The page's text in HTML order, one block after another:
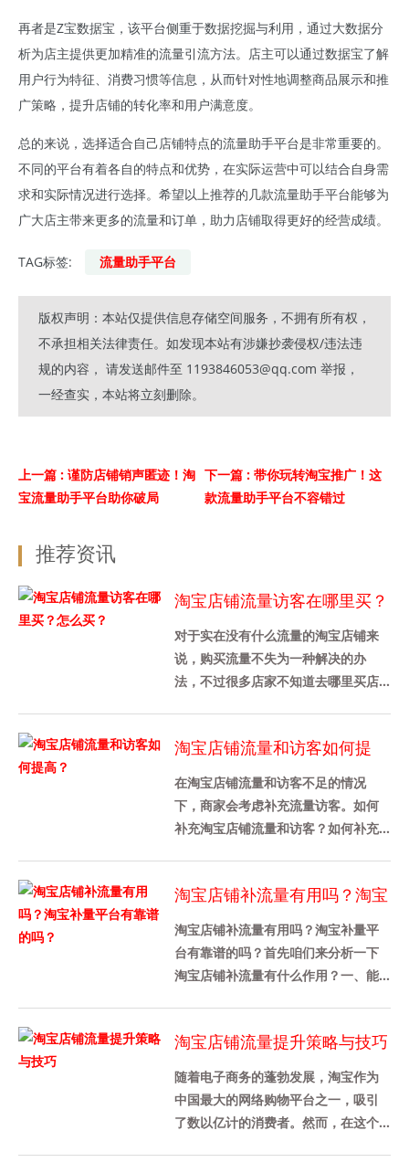
再者是Z宝数据宝，该平台侧重于数据挖掘与利用，通过大数据分
析为店主提供更加精准的流量引流方法。店主可以通过数据宝了解
用户行为特征、消费习惯等信息，从而针对性地调整商品展示和推
广策略，提升店铺的转化率和用户满意度。
总的来说，选择适合自己店铺特点的流量助手平台是非常重要的。
不同的平台有着各自的特点和优势，在实际运营中可以结合自身需
求和实际情况进行选择。希望以上推荐的几款流量助手平台能够为
广大店主带来更多的流量和订单，助力店铺取得更好的经营成绩。
TAG标签: 流量助手平台
版权声明：本站仅提供信息存储空间服务，不拥有所有权，
不承担相关法律责任。如发现本站有涉嫌抄袭侵权/违法违
规的内容， 请发送邮件至 1193846053@qq.com 举报，
一经查实，本站将立刻删除。
上一篇 : 谨防店铺销声匿迹！淘
宝流量助手平台助你破局
下一篇 : 带你玩转淘宝推广！这
款流量助手平台不容错过
推荐资讯
淘宝店铺流量访客在哪里买？
怎么买？
对于实在没有什么流量的淘宝店铺来
说，购买流量不失为一种解决的办
法，不过很多店家不知道去哪里买店
下，......
淘宝店铺流量和访客如何提
高？
在淘宝店铺流量和访客不足的情况
下，商家会考虑补充流量访客。如何
补充淘宝店铺流量和访客？如何补充
卖......
淘宝店铺补流量有用吗？淘宝
补量平台有靠谱的吗？
淘宝店铺补流量有用吗？淘宝补量平
台有靠谱的吗？首先咱们来分析一下
淘宝店铺补流量有什么作用？一、能
淘宝店铺流量提升策略与技巧
随着电子商务的蓬勃发展，淘宝作为
中国最大的网络购物平台之一，吸引
了数以亿计的消费者。然而，在这个